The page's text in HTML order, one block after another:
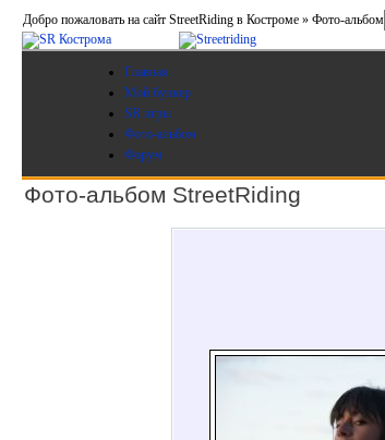
Добро пожаловать на сайт StreetRiding в Костроме » Фото-альбом
Главная
Мой бункер
SR игры
Фото-альбом
Форум
Фото-альбом StreetRiding